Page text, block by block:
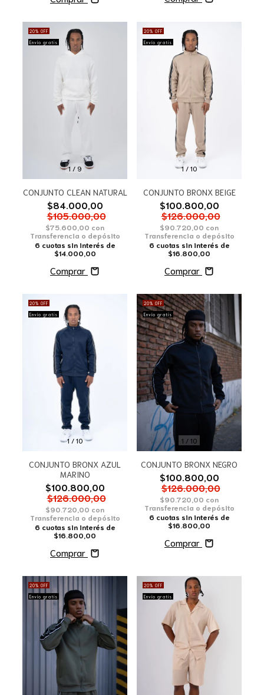
1 / 9
20% OFF
Envío gratis
CONJUNTO CLEAN NATURAL
$84.000,00
$105.000,00
$75.600,00 con
Transferencia o depósito
6 cuotas sin interés de
$14.000,00
Comprar
1 / 10
20% OFF
Envío gratis
CONJUNTO BRONX BEIGE
$100.800,00
$126.000,00
$90.720,00 con
Transferencia o depósito
6 cuotas sin interés de
$16.800,00
Comprar
1 / 10
20% OFF
Envío gratis
CONJUNTO BRONX AZUL
MARINO
$100.800,00
$126.000,00
$90.720,00 con
Transferencia o depósito
6 cuotas sin interés de
$16.800,00
Comprar
1 / 10
20% OFF
Envío gratis
CONJUNTO BRONX NEGRO
$100.800,00
$126.000,00
$90.720,00 con
Transferencia o depósito
6 cuotas sin interés de
$16.800,00
Comprar
20% OFF
Envío gratis
20% OFF
Envío gratis